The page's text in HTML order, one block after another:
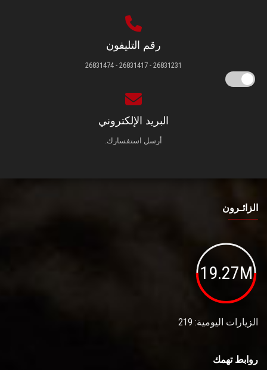
رقم التليفون
26831231 - 26831417 - 26831474
البريد الإلكتروني
أرسل استفسارك.
الزائـرون
19.27M
الزيارات اليومية: 219
روابط تهمك